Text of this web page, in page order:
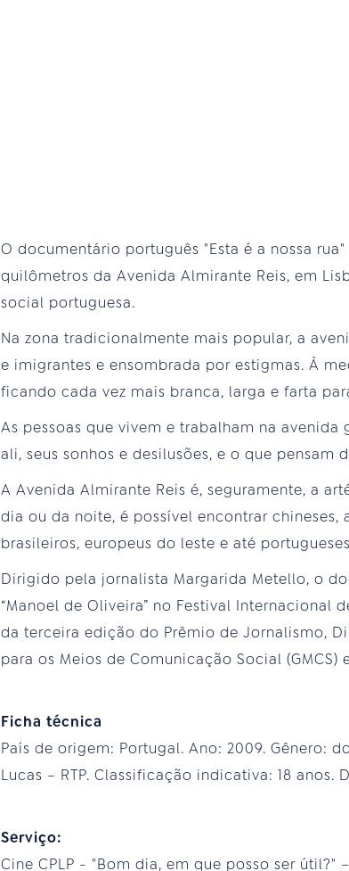
O documentário português "Esta é a nossa
quilômetros da Avenida Almirante Reis, em
social portuguesa.
Na zona tradicionalmente mais popular, a
e imigrantes e ensombrada por estigmas. À
ficando cada vez mais branca, larga e farta
As pessoas que vivem e trabalham na
ali, seus sonhos e desilusões, e o que pensam
A Avenida Almirante Reis é, seguramente, a
dia ou da noite, é possível encontrar chineses,
brasileiros, europeus do leste e até
Dirigido pela jornalista Margarida Metello, o
“Manoel de Oliveira” no Festival Internacional
da terceira edição do Prêmio de Jornalismo,
para os Meios de Comunicação Social (GMCS)
Ficha técnica
País de origem: Portugal. Ano: 2009. Gênero:
Lucas – RTP. Classificação indicativa: 18 anos.
Serviço:
Cine CPLP - "Bom dia, em que posso ser útil?"